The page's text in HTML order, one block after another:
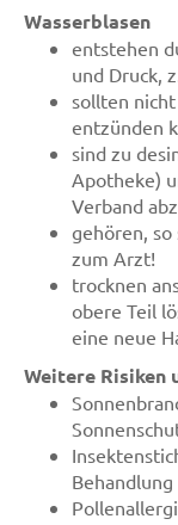
Wasserblasen
entstehen
und Druck,
sollten
entzünden
sind zu
Apotheke)
Verband
gehören,
zum Arzt!
trocknen
obere Teil
eine neue
Weitere Risiken